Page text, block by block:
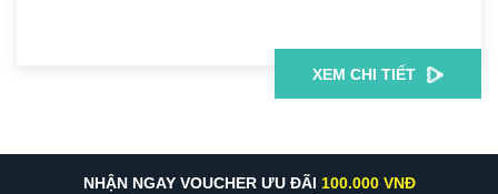
XEM CHI TIẾT
NHẬN NGAY VOUCHER ƯU ĐÃI 100.000 VNĐ